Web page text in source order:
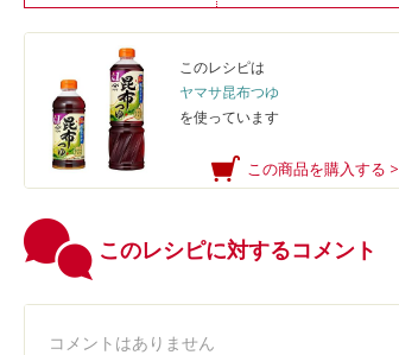
このレシピは
ヤマサ昆布つゆ
を使っています
この商品を購入する >
このレシピに対するコメント
コメントはありません